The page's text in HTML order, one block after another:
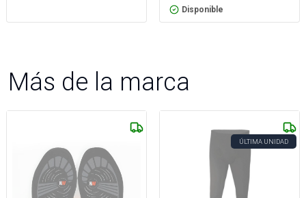
Disponible
Más de la marca
ÚLTIMA UNIDAD